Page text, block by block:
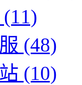
(11)
(48)
(10)